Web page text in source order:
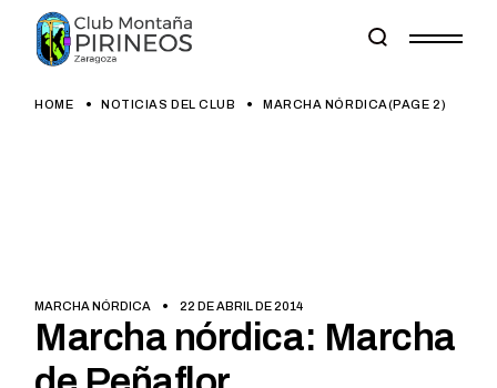
content
HOME NOTICIAS DEL CLUB MARCHA NÓRDICA(PAGE 2)
MARCHA NÓRDICA 22 DE ABRIL DE 2014
Marcha nórdica: Marcha